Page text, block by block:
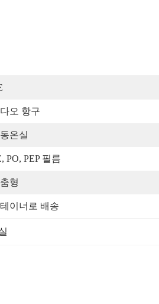
오 항구
온실
PO, PEP 필름
형
이너로 배송